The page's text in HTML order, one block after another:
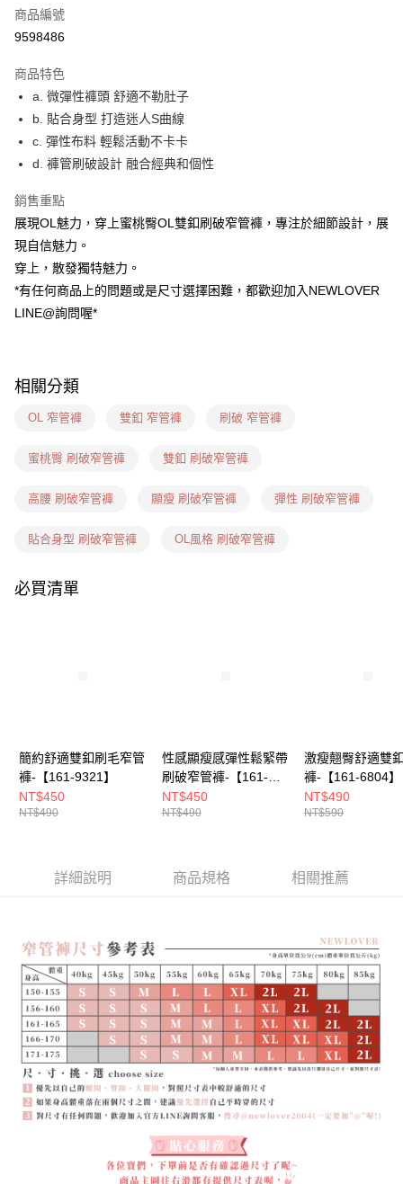
超商取貨付款
ATM付款
貨到付款
運送方式
貨到付款
每筆NT$60，滿NT$999(含以上)免運費
全家(信用卡、多元支付)
7-11(貨到付款)
每筆NT$60，滿NT$1,599(含以上)免運費
7-11隔日到貨(信用卡、多元支付)
每筆NT$100，滿NT$1,899(含以上)免運費
宅配(貨到付款)
商品編號
9598486
商品特色
a. 微彈性褲頭 舒適不勒肚子
b. 貼合身型 打造迷人S曲線
c. 彈性布料 輕鬆活動不卡卡
d. 褲管刷破設計 融合經典和個性
銷售重點
展現OL魅力，穿上蜜桃臀OL雙釦刷破窄管褲，專注於細節設計，展
現自信魅力。
穿上，散發獨特魅力。
*有任何商品上的問題或是尺寸選擇困難，都歡迎加入NEWLOVER
LINE@詢問喔*
相關分類
OL 窄管褲 雙釦 窄管褲 刷破 窄管褲
蜜桃臀 刷破窄管褲 雙釦 刷破窄管褲
高腰 刷破窄管褲 顯瘦 刷破窄管褲 彈性 刷破窄管褲
貼合身型 刷破窄管褲 OL風格 刷破窄管褲
必買清單
簡約舒適雙釦刷毛窄管
褲-【161-9321】
NT$450
NT$490
性感顯瘦感彈性鬆緊帶
刷破窄管褲-【161-
6779】
NT$450
NT$490
激瘦翹臀舒適雙
褲-【161-6804】
NT$490
NT$590
詳細說明 商品規格 相關推薦